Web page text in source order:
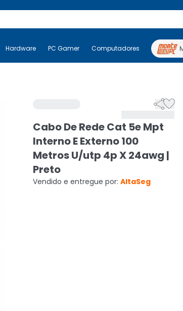
Black Ninja Hardware PC Gamer Computadores
Hardware PC Gamer Computadores Periféricos

Cabo De Rede Cat 5e Mpt
Interno E Externo 100
Metros U/utp 4p X 24awg |
Preto
Vendido e entregue por: AltaSeg